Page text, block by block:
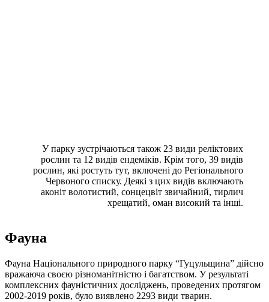
У парку зустрічаються також 23 види реліктових
рослин та 12 видів ендеміків. Крім того, 39 видів
рослин, які ростуть тут, включені до Регіонального
Червоного списку. Деякі з цих видів включають
аконіт волотистий, сонцецвіт звичайний, тирлич
хрещатий, оман високий та інші.
Фауна
Фауна Національного природного парку “Гуцульщина” дійсно
вражаюча своєю різноманітністю і багатством. У результаті
комплексних фауністичних досліджень, проведених протягом
2002-2019 років, було виявлено 2293 види тварин.